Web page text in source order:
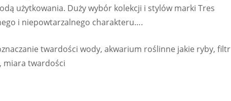
użytkowania. Duży wybór kolekcji i stylów marki Tres
i niepowtarzalnego charakteru….
twardości wody, akwarium roślinne jakie ryby, filtr
miara twardości